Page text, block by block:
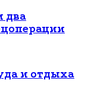
два
и отдыха